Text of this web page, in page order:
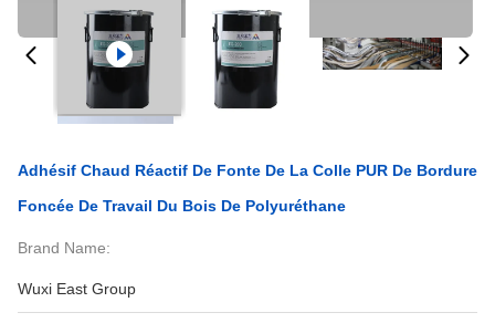
Adhésif Chaud Réactif De Fonte De La Colle PUR De Bordure
Foncée De Travail Du Bois De Polyuréthane
Brand Name:
Wuxi East Group